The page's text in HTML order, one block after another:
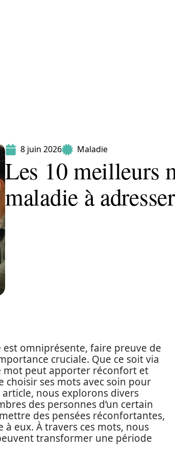
8 juin 2026 Maladie
Les 10 meilleurs
maladie à
omniprésente, faire preuve de
cruciale. Que ce soit via
mot peut apporter réconfort et
choisir ses mots avec soin pour
nous explorons divers
des personnes d’un certain
des pensées réconfortantes,
eux. À travers ces mots, nous
transformer une période